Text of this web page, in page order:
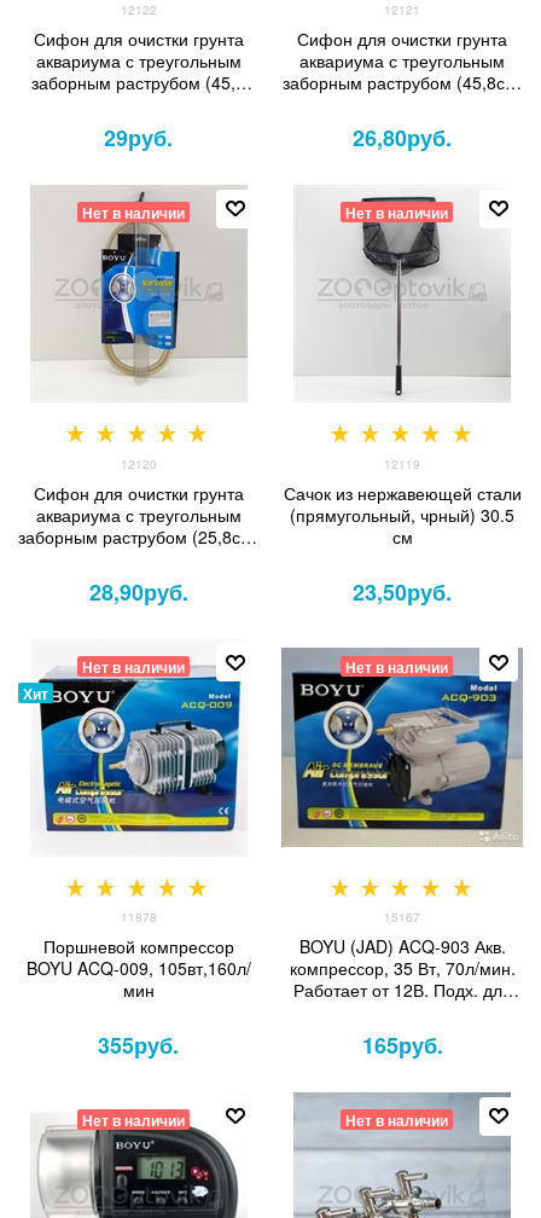
12122
Сифон для очистки грунта
аквариума с треугольным
заборным раструбом (45,8
29руб.
12121
Сифон для очистки грунта
аквариума с треугольным
заборным раструбом (45,8см)
26,80руб.
Нет в наличии
12120
Сифон для очистки грунта
аквариума с треугольным
заборным раструбом (25,8см)
28,90руб.
Нет в наличии
12119
Сачок из нержавеющей стали
(прямугольный, чрный) 30.5
см
23,50руб.
Нет в наличии
Хит
11878
Поршневой компрессор
BOYU ACQ-009, 105вт,160л/
мин
355руб.
Нет в наличии
15167
BOYU (JAD) ACQ-903 Акв.
компрессор, 35 Вт, 70л/мин.
Работает от 12В. Подх. для
165руб.
Нет в наличии Нет в наличии